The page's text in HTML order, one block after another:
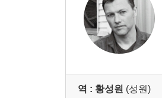
에필로그: 집, 그리고 희망
이 프로젝트에 관하여
감사의 말
찾아보기
역 : 황성원 (성원)